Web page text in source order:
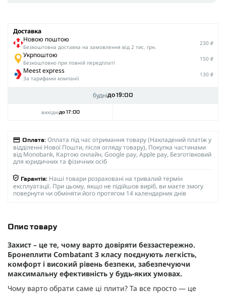
Доставка
Новою поштою
Безкоштовна доставка на замовлення від 2 тис. грн.
230 ₴
Укрпоштою
Безкоштовно при повній передплаті
150 ₴
Meest express
За тарифами компанії
130 ₴
буднідо 19:00
вихіднідо 17:00
Оплата: Оплата під час отримання товару (Накладений платіж у
відділенні Нової Пошти, після огляду товару), Покупка частинами
від Monobank, Картою онлайн, Google pay, Apple pay, Безготівковий
для юридичних та фізичних осіб
Гарантія: Наші товари розраховані на тривалий термін
експлуатації. При цьому, якщо не підійшов виріб, ви маєте змогу
повернути чи обміняти його протягом 14 календарних днів
Опис товару
Захист – це те, чому варто довіряти беззастережно.
Бронеплити Combatant 3 класу поєднують легкість,
комфорт і високий рівень безпеки, забезпечуючи
максимальну ефективність у будь-яких умовах.
Чому варто обрати саме ці плити? Та все просто — це